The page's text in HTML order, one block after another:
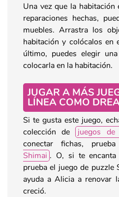
Una vez que la
reparaciones hechas,
muebles. Arrastra los
habitación y colócalos en
último, puedes elegir
colocarla en la habitación.
JUGAR A MÁS
LÍNEA COMO
Si te gusta este juego,
colección de
juegos de
conectar fichas,
Shimai . O, si te encanta
prueba el juego de
ayuda a Alicia a renovar
creció.